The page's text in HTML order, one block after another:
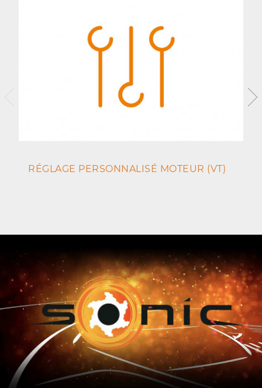
RÉGLAGE PERSONNALISÉ MOTEUR (VT)